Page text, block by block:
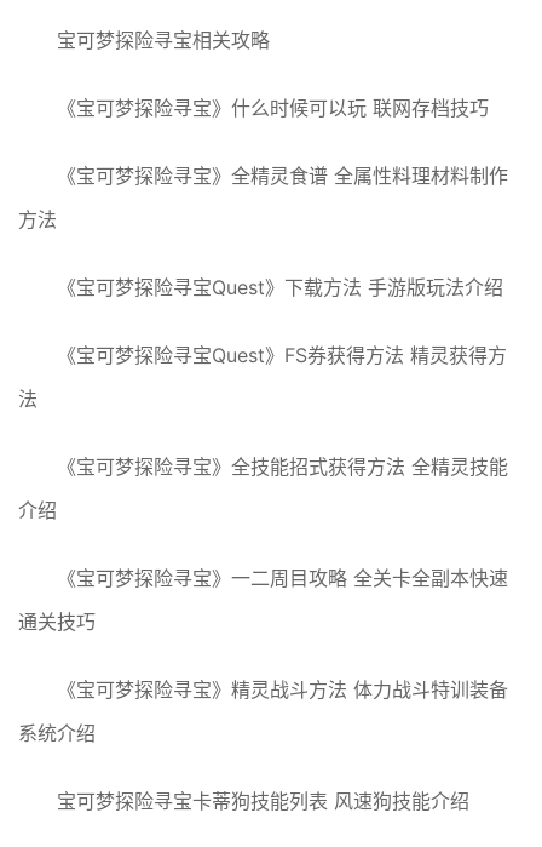
宝可梦探险寻宝相关攻略
《宝可梦探险寻宝》什么时候可以玩 联网存档技巧
《宝可梦探险寻宝》全精灵食谱 全属性料理材料制作
方法
《宝可梦探险寻宝Quest》下载方法 手游版玩法介绍
《宝可梦探险寻宝Quest》FS券获得方法 精灵获得方
法
《宝可梦探险寻宝》全技能招式获得方法 全精灵技能
介绍
《宝可梦探险寻宝》一二周目攻略 全关卡全副本快速
通关技巧
《宝可梦探险寻宝》精灵战斗方法 体力战斗特训装备
系统介绍
宝可梦探险寻宝卡蒂狗技能列表 风速狗技能介绍